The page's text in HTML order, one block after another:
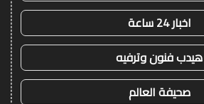
اخبار 24 ساعة
هيدب فنون وترفيه
صحيفة العالم